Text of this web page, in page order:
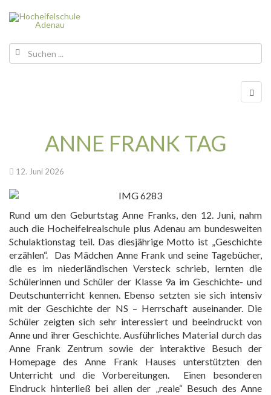
ANNE FRANK TAG
12. Juni 2026
Rund um den Geburtstag Anne Franks, den 12. Juni, nahm
auch die Hocheifelrealschule plus Adenau am bundesweiten
Schulaktionstag teil. Das diesjährige Motto ist „Geschichte
erzählen“. Das Mädchen Anne Frank und seine Tagebücher,
die es im niederländischen Versteck schrieb, lernten die
Schülerinnen und Schüler der Klasse 9a im Geschichte- und
Deutschunterricht kennen. Ebenso setzten sie sich intensiv
mit der Geschichte der NS – Herrschaft auseinander. Die
Schüler zeigten sich sehr interessiert und beeindruckt von
Anne und ihrer Geschichte. Ausführliches Material durch das
Anne Frank Zentrum sowie der interaktive Besuch der
Homepage des Anne Frank Hauses unterstützten den
Unterricht und die Vorbereitungen. Einen besonderen
Eindruck hinterließ bei allen der „reale“ Besuch des Anne